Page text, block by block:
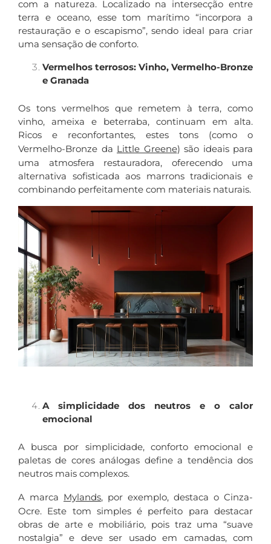
com a natureza. Localizado na intersecção entre
terra e oceano, esse tom marítimo “incorpora a
restauração e o escapismo”, sendo ideal para criar
uma sensação de conforto.
Vermelhos terrosos: Vinho, Vermelho-Bronze
e Granada
Os tons vermelhos que remetem à terra, como
vinho, ameixa e beterraba, continuam em alta.
Ricos e reconfortantes, estes tons (como o
Vermelho-Bronze da Little Greene) são ideais para
uma atmosfera restauradora, oferecendo uma
alternativa sofisticada aos marrons tradicionais e
combinando perfeitamente com materiais naturais.
A simplicidade dos neutros e o calor
emocional
A busca por simplicidade, conforto emocional e
paletas de cores análogas define a tendência dos
neutros mais complexos.
A marca Mylands, por exemplo, destaca o Cinza-
Ocre. Este tom simples é perfeito para destacar
obras de arte e mobiliário, pois traz uma “suave
nostalgia” e deve ser usado em camadas, com